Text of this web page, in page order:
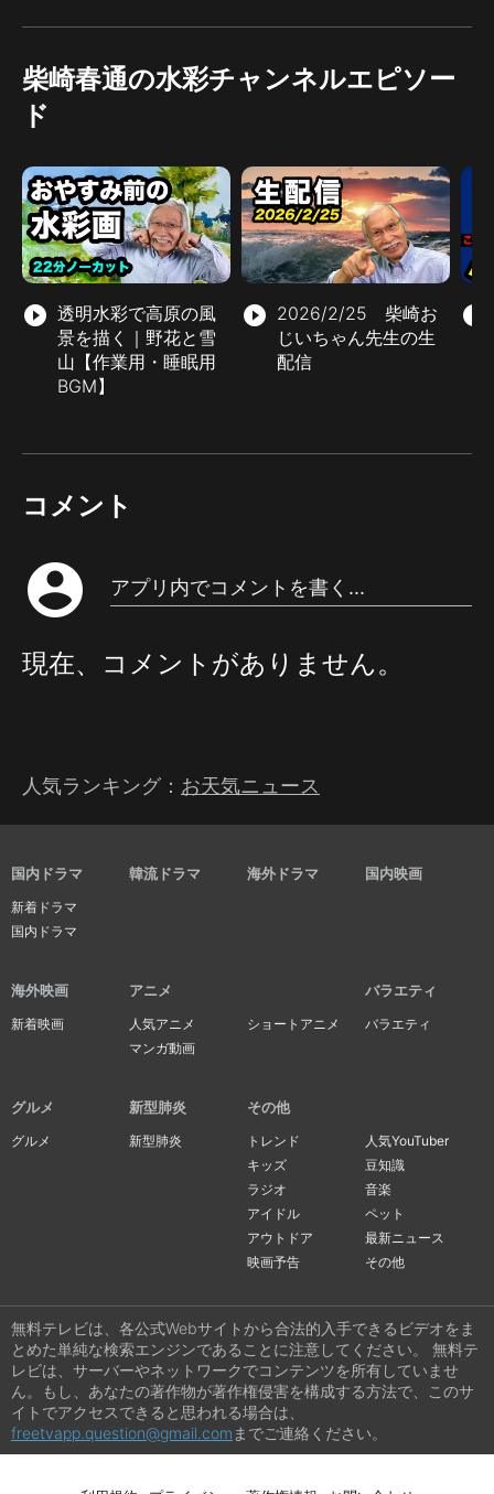
柴崎春通の水彩チャンネルエピソー
ド
play_circle_filled 透明水彩で高原の風
景を描く｜野花と雪
山【作業用・睡眠用
BGM】
play_circle_filled 2026/2/25 柴崎お
じいちゃん先生の生
配信
play_circle_filled
コメント
account_circle アプリ内でコメントを書く...
現在、コメントがありません。
人気ランキング： お天気ニュース
国内ドラマ
新着ドラマ
国内ドラマ
韓流ドラマ 海外ドラマ 国内映画
海外映画
新着映画
アニメ
人気アニメ
ショートアニメ
マンガ動画
バラエティ
バラエティ
グルメ
グルメ
新型肺炎
新型肺炎
その他
トレンド
人気YouTuber
キッズ
豆知識
ラジオ
音楽
アイドル
ペット
アウトドア
最新ニュース
映画予告
その他
無料テレビは、各公式Webサイトから合法的入手できるビデオをま
とめた単純な検索エンジンであることに注意してください。 無料テ
レビは、サーバーやネットワークでコンテンツを所有していませ
ん。もし、あなたの著作物が著作権侵害を構成する方法で、このサ
イトでアクセスできると思われる場合は、
freetvapp.question@gmail.com までご連絡ください。